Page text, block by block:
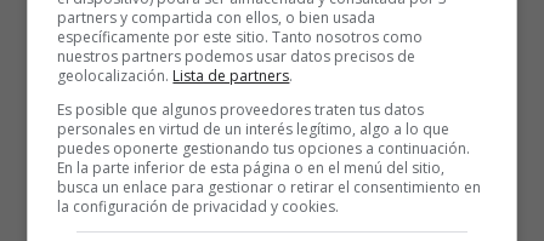
Ingredientes:
6 zanahorias grandes
1/2 taza de harina de trigo
1/2 taza de harina de maíz
2 huevos
1 cucharadita de sal
partners y compartida con ellos, o bien usada
específicamente por este sitio. Tanto nosotros como
nuestros partners podemos usar datos precisos de
geolocalización. Lista de partners.
Es posible que algunos proveedores traten tus datos
personales en virtud de un interés legítimo, algo a lo que
puedes oponerte gestionando tus opciones a continuación.
En la parte inferior de esta página o en el menú del sitio,
busca un enlace para gestionar o retirar el consentimiento en
la configuración de privacidad y cookies.